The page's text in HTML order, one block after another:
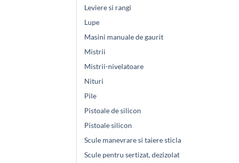
Leviere si rangi
Lupe
Masini manuale de gaurit
Mistrii
Mistrii-nivelatoare
Nituri
Pile
Pistoale de silicon
Pistoale silicon
Scule manevrare si taiere sticla
Scule pentru sertizat, dezizolat